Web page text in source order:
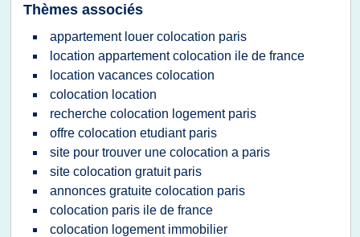
Thèmes associés
appartement louer colocation paris
location appartement colocation ile de france
location vacances colocation
colocation location
recherche colocation logement paris
offre colocation etudiant paris
site pour trouver une colocation a paris
site colocation gratuit paris
annonces gratuite colocation paris
colocation paris ile de france
colocation logement immobilier